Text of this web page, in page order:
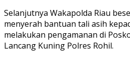
Selanjutnya Wakapolda Riau
menyerah bantuan tali asih
melakukan pengamanan di
Lancang Kuning Polres Rohil.